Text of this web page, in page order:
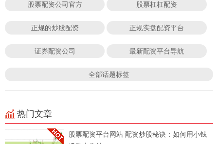
股票配资公司官方 股票杠杠配资
正规的炒股配资 正规实盘配资平台
证券配资公司 最新配资平台导航
全部话题标签
热门文章
股票配资平台网站 配资炒股秘诀：如何用小钱